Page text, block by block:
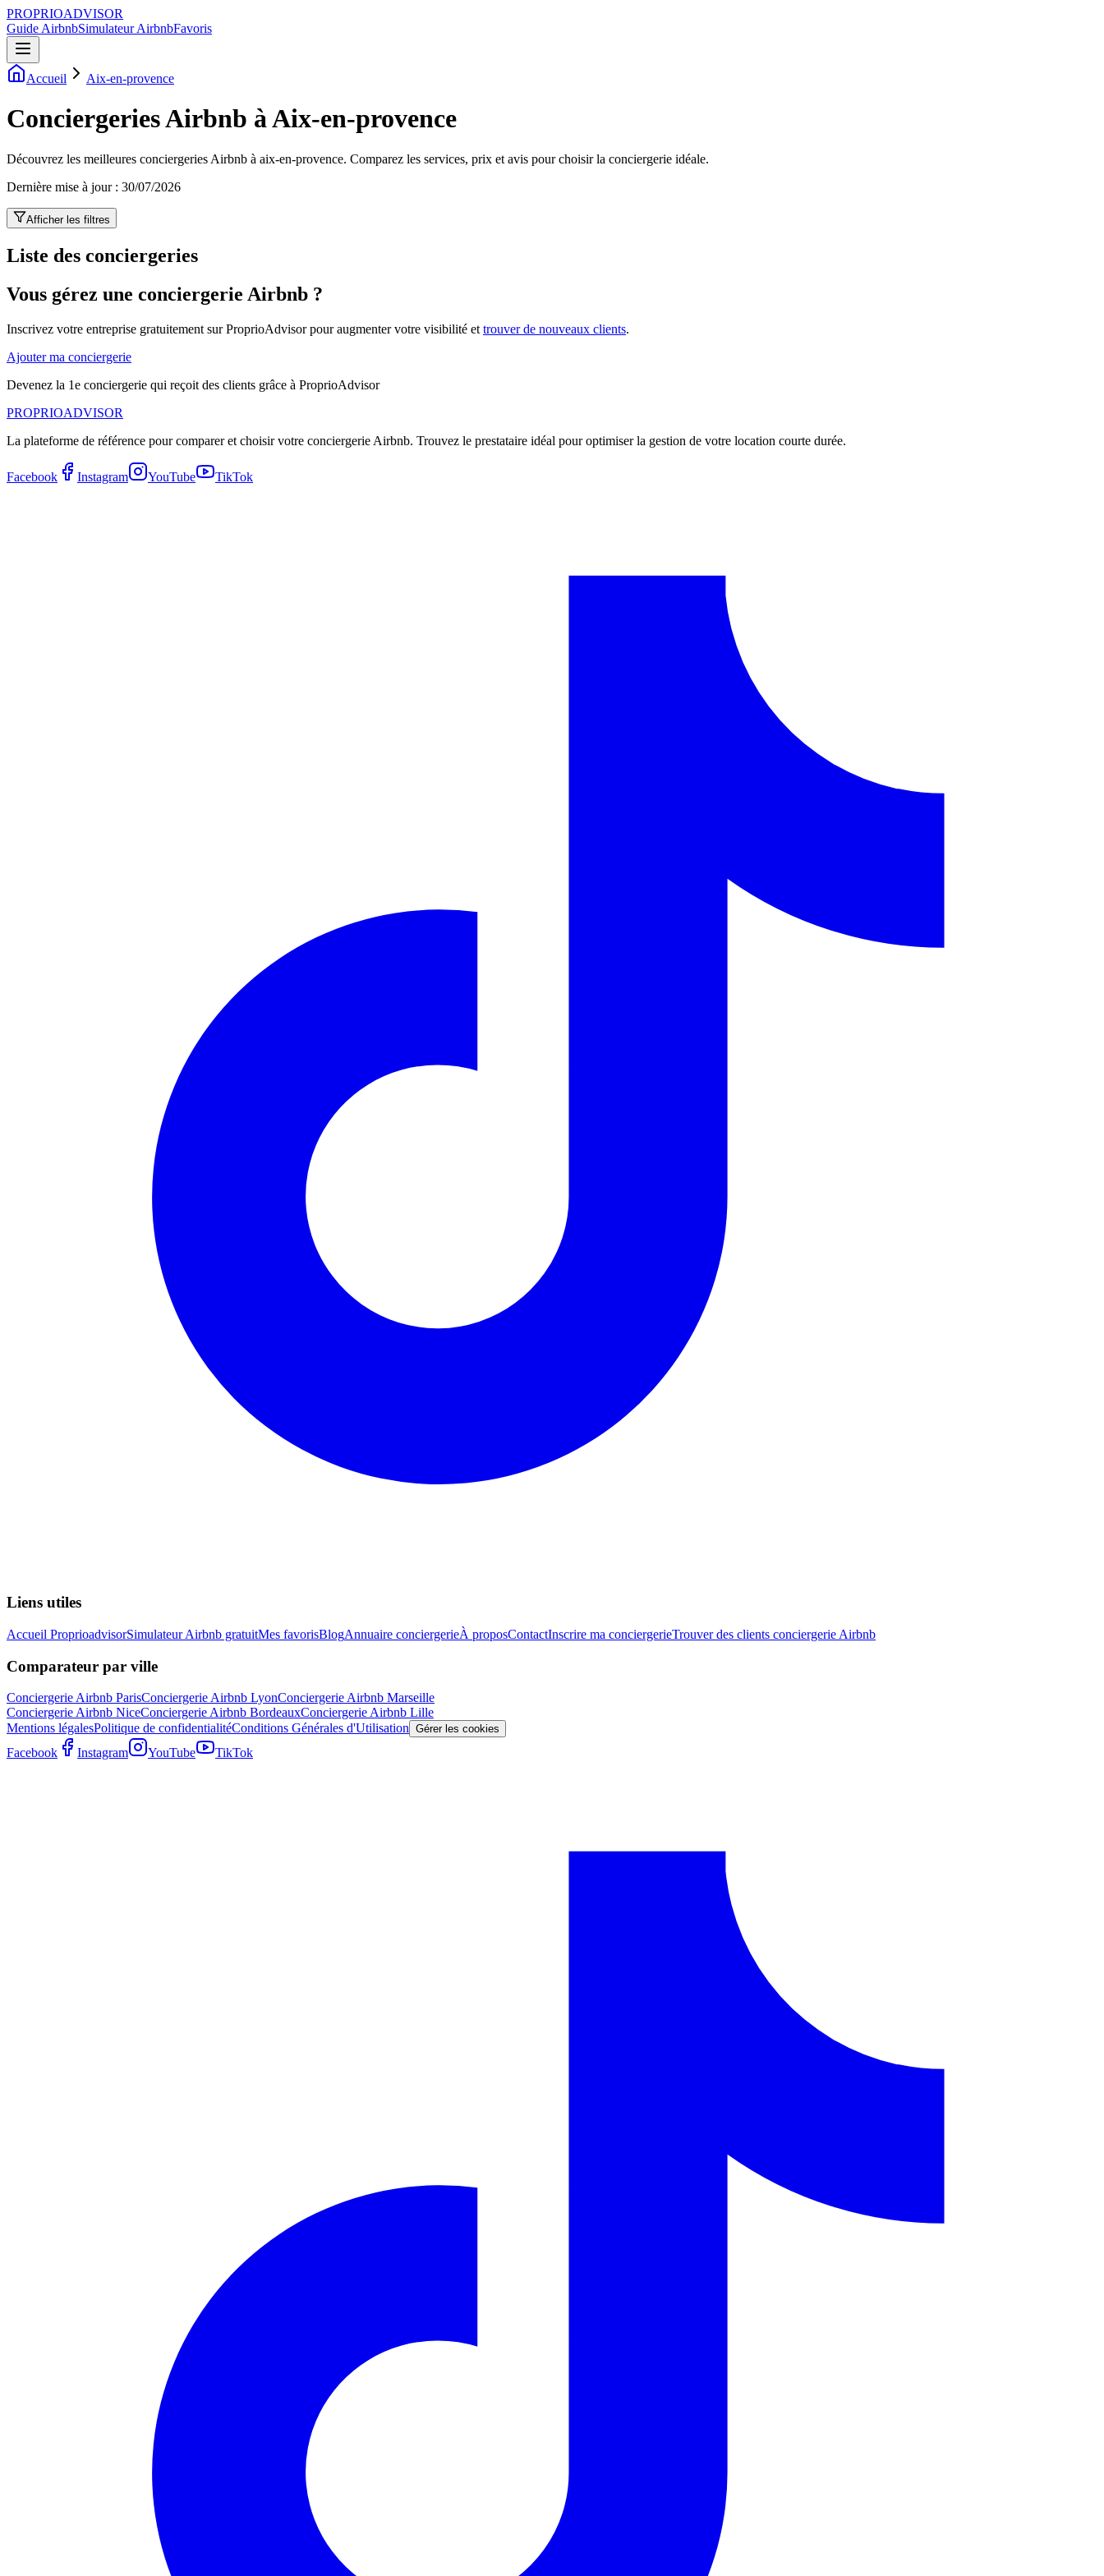
PROPRIOADVISOR
Guide AirbnbSimulateur AirbnbFavoris
Accueil Aix-en-provence
Conciergeries Airbnb à Aix-en-provence
Découvrez les meilleures conciergeries Airbnb à aix-en-provence. Comparez les services, prix et avis pour choisir la conciergerie idéale.
Dernière mise à jour : 30/07/2026
Afficher les filtres
Liste des conciergeries
Vous gérez une conciergerie Airbnb ?
Inscrivez votre entreprise gratuitement sur ProprioAdvisor pour augmenter votre visibilité et trouver de nouveaux clients.
Ajouter ma conciergerie
Devenez la 1e conciergerie qui reçoit des clients grâce à ProprioAdvisor
PROPRIOADVISOR
La plateforme de référence pour comparer et choisir votre conciergerie Airbnb. Trouvez le prestataire idéal pour optimiser la gestion de votre location courte durée.
Facebook Instagram YouTube TikTok
Liens utiles
Accueil ProprioadvisorSimulateur Airbnb gratuitMes favorisBlogAnnuaire conciergerieÀ proposContactInscrire ma conciergerieTrouver des clients conciergerie Airbnb
Comparateur par ville
Conciergerie Airbnb ParisConciergerie Airbnb LyonConciergerie Airbnb Marseille
Conciergerie Airbnb NiceConciergerie Airbnb BordeauxConciergerie Airbnb Lille
Mentions légalesPolitique de confidentialitéConditions Générales d'Utilisation Gérer les cookies
Facebook Instagram YouTube TikTok